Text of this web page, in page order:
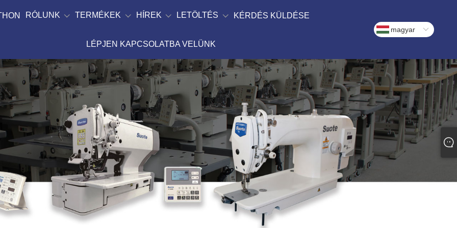
RÓLUNK TERMÉKEK HÍREK LETÖLTÉS KÉRDÉS KÜLDÉSE
LÉPJEN KAPCSOLATBA VELÜNK
magyar